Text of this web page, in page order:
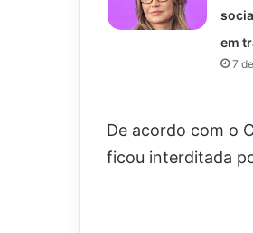
em
7
De acordo com o
ficou interditada